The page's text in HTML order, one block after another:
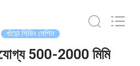
গুঁড়ো সিভিং মেশিন
500-2000 মিমি